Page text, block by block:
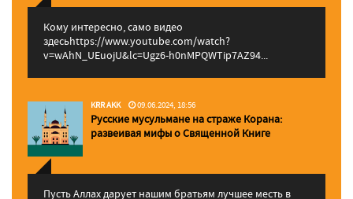
Кому интересно, само видео
здесьhttps://www.youtube.com/watch?
v=wAhN_UEuojU&lc=Ugz6-h0nMPQWTip7AZ94...
KRR AKK 09.06.2024, 18:56
Русские мусульмане на страже Корана:
pазвеивая мифы о Священной Книге
Пусть Аллах дарует нашим братьям лучшее месть в